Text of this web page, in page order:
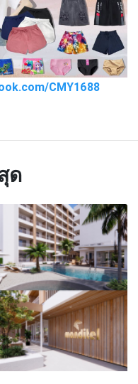
CMY1688
ด